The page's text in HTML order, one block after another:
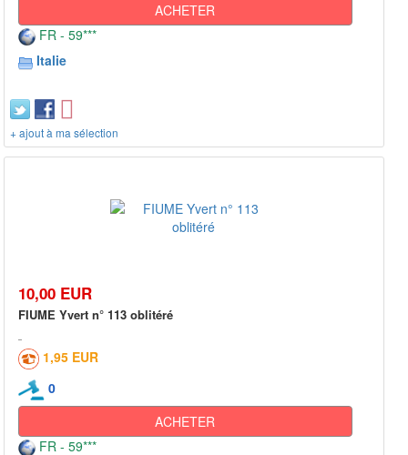
ACHETER
FR - 59***
Italie
+ ajout à ma sélection
10,00 EUR
FIUME Yvert n° 113 oblitéré
1,95 EUR
0
ACHETER
FR - 59***